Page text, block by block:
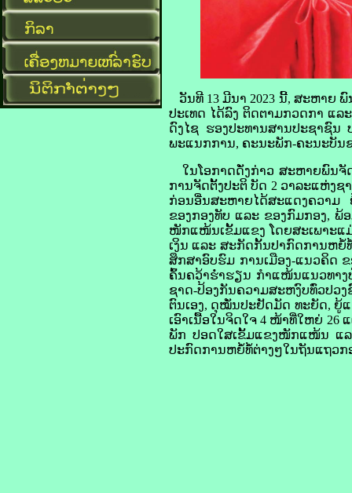
ວັນ​ທີ 13 ມີນາ 2023 ນີ້,​ ສະຫາຍ
ປະເທດ ໄດ້​ລົງ ​ ຕິດຕາມກວດກາ ແ
ດົງ​ໄຊ ຮອງ​ປະທານ​ສານ​ປະຊາຊົນ
ພະແນກການ, ຄະນະ​ພັກ-ຄະນະ​ບັນ
ໃນ​ໂອກາດ​ດັ່ງກ່າວ ສະຫາຍ​ພົນ​ຈັ
ການຈັດຕັ້ງ​ປະຕິ ບັດ 2 ວາລະ​ແຫ່ງ​
ກ່ອນ​ອື່ນ​ສະຫາຍ​ໄດ້​ສະແດງ​ຄວາມ
ຂອງ​ກອງທັບ ແລະ ຂອງ​ກົມ​ກອງ, ພ້
ໜັກ​ແໜ້ນ​ເຂັ້ມແຂງ ໂດຍ​ສະເພາະ​ແ
ເງິນ ແລະ ສະກັດ​ກັ້ນ​ປາກົດການ​ຫຍໍ້
ສຶກ​ສາອົບຮົມ​ ການເມືອງ-ແນວ​ຄິດ
ຄົ້ນ​ຄວ້າ​ຮ່ຳຮຽນ ກຳ​ແໜ້ນ​ແນວທາ
ຊາດ-ປ້ອງ​ກັນ​ຄວາມ​ສະຫງົບ​ທົ່ວ​ປວ
ຕົນ​ເອງ, ດຸໝັ່ນ ​ປະຢັດ​ມັດ ທະຍັດ, ຍູ້​
ເອົາ​ເນື້ອ​ໃນ​ຈິດໃຈ 4 ໜ້າທີ່​ ໃຫຍ່
ພັກ ປອດ​ໃສເຂັ້ມແຂງໜັກ​ແໜ້ນ ແລ
ປະກົດ​ການ​ຫຍໍ້ທໍ້​ຕ່າງໆ​ໃນ​ຖັນ​ແຖວ​